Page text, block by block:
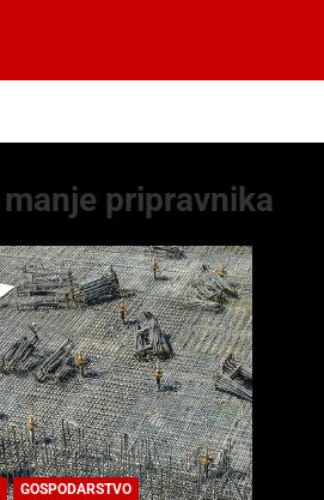
pripravnika
GOSPODARSTVO